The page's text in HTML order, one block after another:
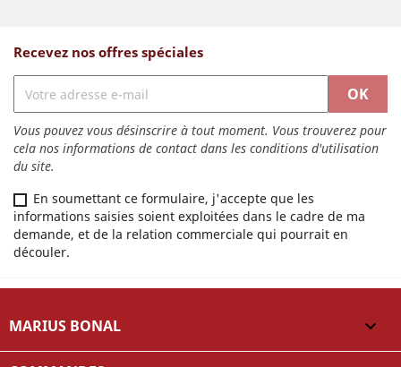
Recevez nos offres spéciales
Vous pouvez vous désinscrire à tout moment. Vous trouverez pour
cela nos informations de contact dans les conditions d'utilisation
du site.
En soumettant ce formulaire, j'accepte que les
informations saisies soient exploitées dans le cadre de ma
demande, et de la relation commerciale qui pourrait en
découler.
MARIUS BONAL 